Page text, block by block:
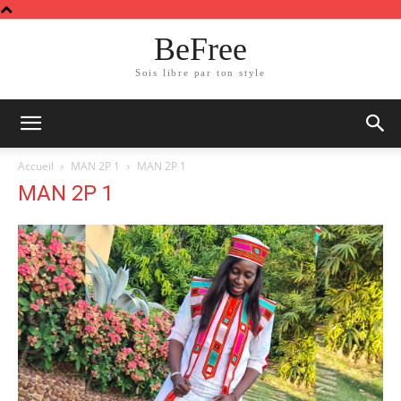
BeFree
Sois libre par ton style
Accueil MAN 2P 1 MAN 2P 1
MAN 2P 1